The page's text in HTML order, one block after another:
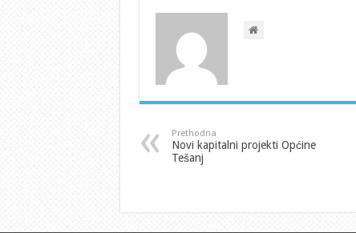
Prethodna
Novi kapitalni projekti Općine
Tešanj